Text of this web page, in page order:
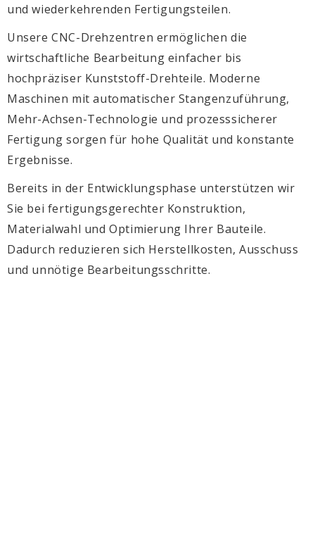
und wiederkehrenden Fertigungsteilen.
Unsere CNC-Drehzentren ermöglichen die
wirtschaftliche Bearbeitung einfacher bis
hochpräziser Kunststoff-Drehteile. Moderne
Maschinen mit automatischer Stangenzuführung,
Mehr-Achsen-Technologie und prozesssicherer
Fertigung sorgen für hohe Qualität und konstante
Ergebnisse.
Bereits in der Entwicklungsphase unterstützen wir
Sie bei fertigungsgerechter Konstruktion,
Materialwahl und Optimierung Ihrer Bauteile.
Dadurch reduzieren sich Herstellkosten, Ausschuss
und unnötige Bearbeitungsschritte.